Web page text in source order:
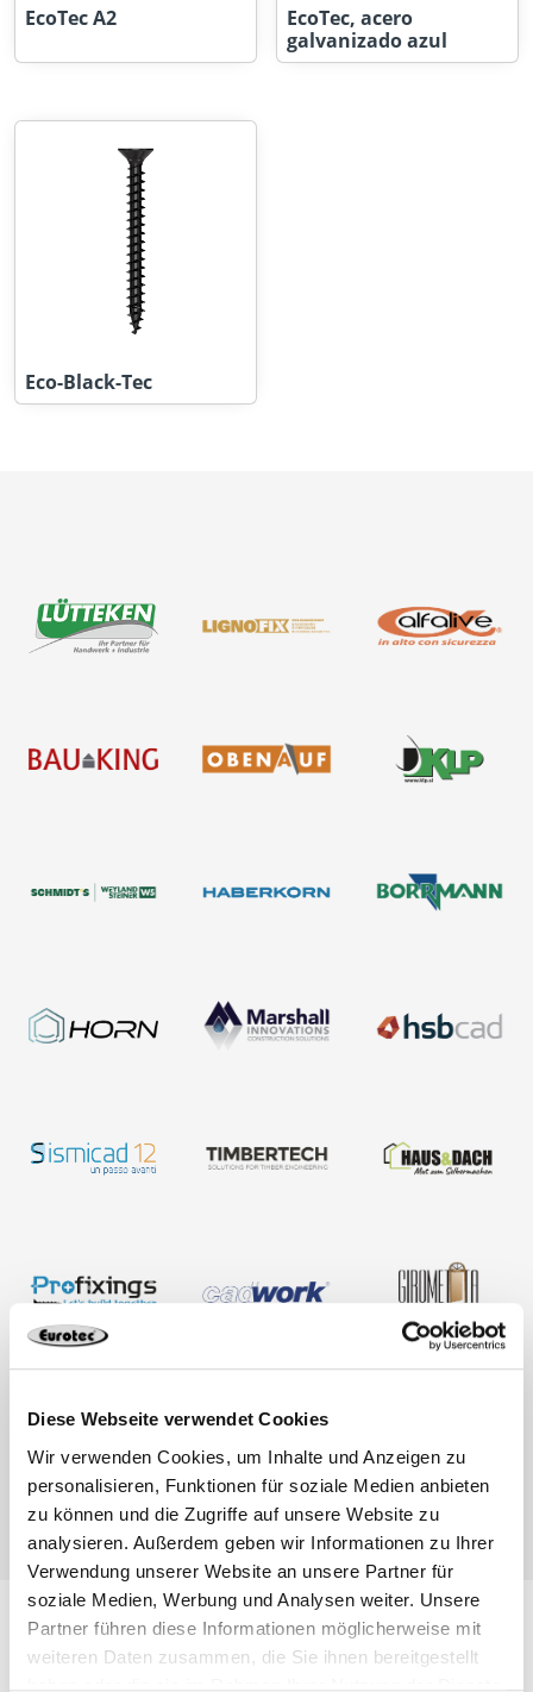
Diese Webseite verwendet Cookies
Wir verwenden Cookies, um Inhalte und Anzeigen zu
personalisieren, Funktionen für soziale Medien anbieten
zu können und die Zugriffe auf unsere Website zu
analysieren. Außerdem geben wir Informationen zu Ihrer
Verwendung unserer Website an unsere Partner für
soziale Medien, Werbung und Analysen weiter. Unsere
Partner führen diese Informationen möglicherweise mit
weiteren Daten zusammen, die Sie ihnen bereitgestellt
EcoTec A2
EcoTec, acero
galvanizado azul
Eco-Black-Tec
Novedades